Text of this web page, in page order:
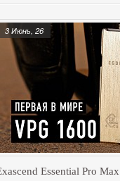
Essential Pro
3 Июнь, 26